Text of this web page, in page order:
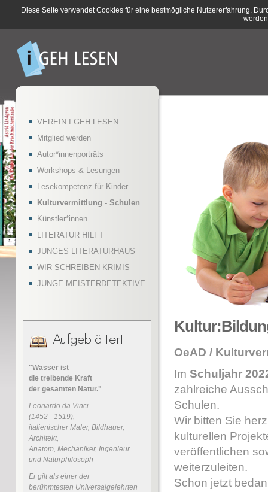
Diese Seite verwendet Cookies für eine bestmögliche Nutzererfahrung.
VEREIN I GEH LESEN
Mitglied werden
Autor*innenporträts
Workshops & Lesungen
Lesekompetenz für Kinder
Kulturvermittlung - Schulen
Künstler*innen
LITERATUR HILFT
JUNGES LITERATURHAUS
WIR SCHREIBEN KRIMIS
JUNGE MEISTERDETEKTIVE
"Wasser ist
die treibende Kraft
der gesamten Natur."
Leonardo da Vinci
(1452 - 1519),
italienischer Maler, Bildhauer,
Architekt,
Anatom, Mechaniker, Ingenieur
und Naturphilosoph
Er gilt als einer der
berühmtesten Universalgelehrten
OeAD /
Im Schuljahr
zahlreiche
Schulen.
Wir bitten Sie
kulturellen
veröffentlichen
weiterzuleiten.
Schon jetzt